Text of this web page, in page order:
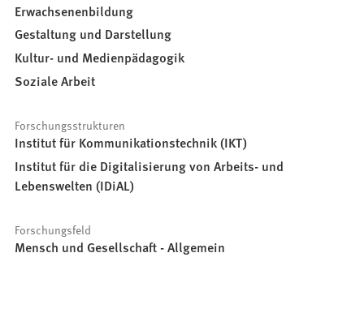
Erwachsenenbildung
Gestaltung und Darstellung
Kultur- und Medienpädagogik
Soziale Arbeit
Forschungsstrukturen
Institut für Kommunikationstechnik (IKT)
Institut für die Digitalisierung von Arbeits- und
Lebenswelten (IDiAL)
Forschungsfeld
Mensch und Gesellschaft - Allgemein